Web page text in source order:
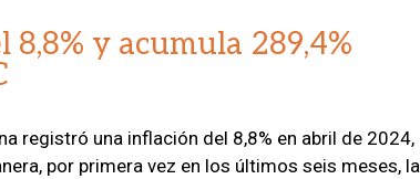
y acumula 289,4%
registró una inflación del 8,8% en abril de 2024,
por primera vez en los últimos seis meses, la